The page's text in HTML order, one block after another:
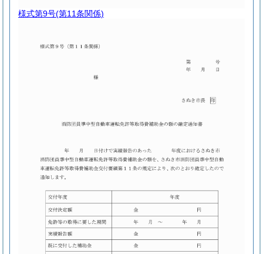
様式第9号(第11条関係)